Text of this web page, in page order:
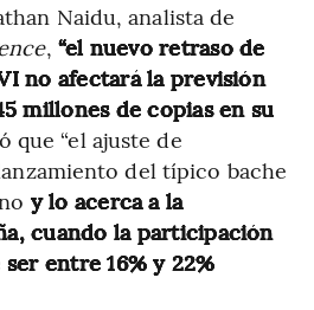
Naidu, analista de
, “el nuevo retraso de
no afectará la previsión
millones de copias en su
que “el ajuste de
del típico bache
y lo acerca a la
cuando la participación
entre 16% y 22%